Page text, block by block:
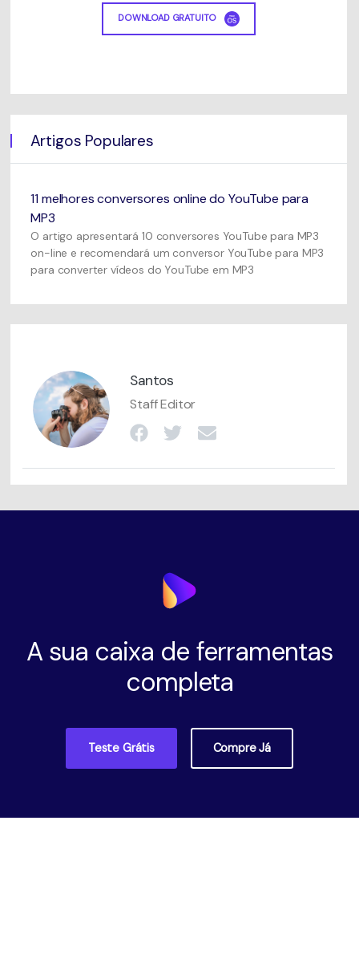
DOWNLOAD GRATUITO
Artigos Populares
11 melhores conversores online do YouTube para
MP3
O artigo apresentará 10 conversores YouTube para MP3
on-line e recomendará um conversor YouTube para MP3
para converter vídeos do YouTube em MP3
Santos
Staff Editor
A sua caixa de ferramentas
completa
Teste Grátis Compre Já